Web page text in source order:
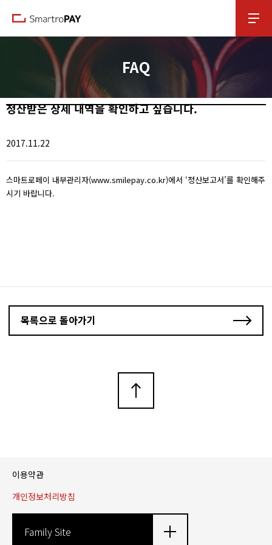
FAQ
정산받은 상세 내역을 확인하고 싶습니다.
2017.11.22
스마트로페이 내부관리자(www.smilepay.co.kr)에서 ‘정산보고서’를 확인해주
시기 바랍니다.
목록으로 돌아가기
이용약관
개인정보처리방침
Family Site